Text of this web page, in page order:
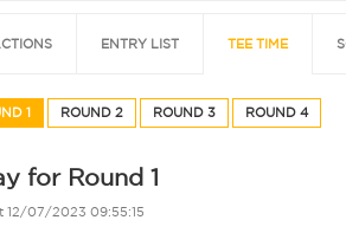
ENTRY LIST TEE TIME
1 ROUND 2 ROUND 3 ROUND 4
for Round 1
12/07/2023 09:55:15